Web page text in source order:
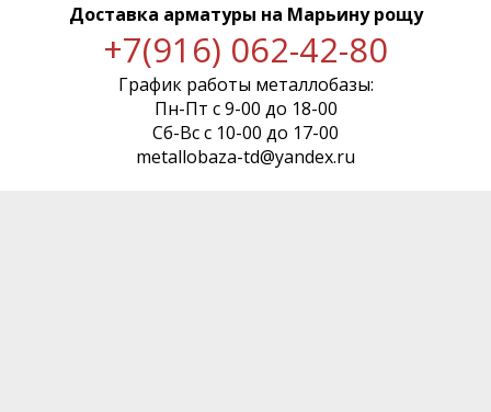
Доставка арматуры на Марьину рощу
+7(916) 062-42-80
График работы металлобазы:
Пн-Пт с 9-00 до 18-00
Сб-Вс с 10-00 до 17-00
metallobaza-td@yandex.ru